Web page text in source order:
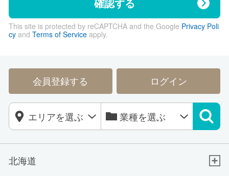
This site is protected by reCAPTCHA and the Google Privacy Poli
cyand Terms of Serviceapply.
会員登録する ログイン
北海道